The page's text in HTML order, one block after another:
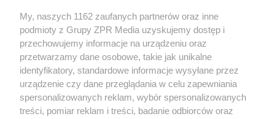
Żaden utwór zamieszczony w serwisie nie może być powielany i
rozpowszechniany lub dalej rozpowszechniany w jakikolwiek sposób
(w tym także elektroniczny lub mechaniczny) na jakimkolwiek polu
eksploatacji w jakiejkolwiek formie, włącznie z umieszczaniem w
Internecie bez pisemnej zgody właściciela praw. Jakiekolwiek użycie
lub wykorzystanie utworów w całości lub w części z naruszeniem
prawa, tzn. bez właściwej zgody, jest zabronione pod groźbą kary i
może być ścigane prawnie.
My, naszych 1162 zaufanych partnerów oraz inne
podmioty z Grupy ZPR Media uzyskujemy dostęp i
przechowujemy informacje na urządzeniu oraz
przetwarzamy dane osobowe, takie jak unikalne
identyfikatory, standardowe informacje wysyłane przez
urządzenie czy dane przeglądania w celu zapewniania
spersonalizowanych reklam, wybór spersonalizowanych
treści, pomiar reklam i treści, badanie odbiorców oraz